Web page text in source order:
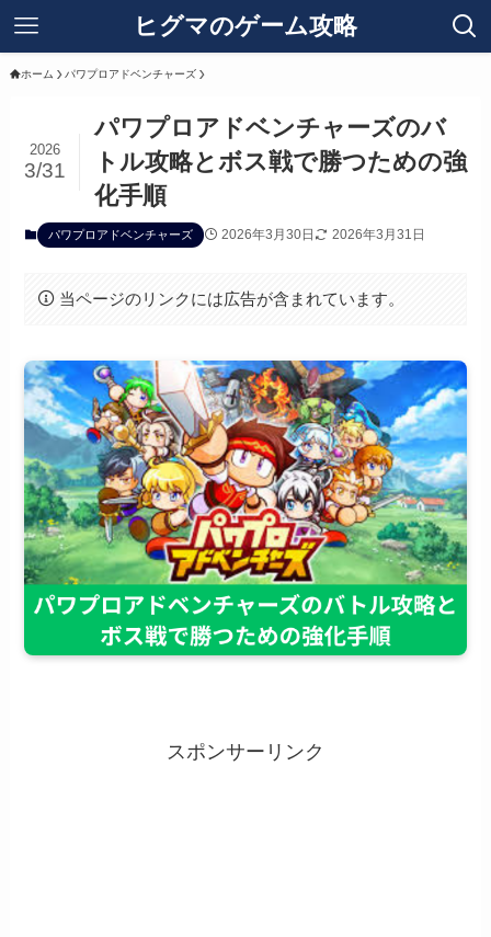
ヒグマのゲーム攻略
ホーム パワプロアドベンチャーズ
パワプロアドベンチャーズのバ
トル攻略とボス戦で勝つための強
化手順
2026
3/31
パワプロアドベンチャーズ 2026年3月30日 2026年3月31日
当ページのリンクには広告が含まれています。
スポンサーリンク